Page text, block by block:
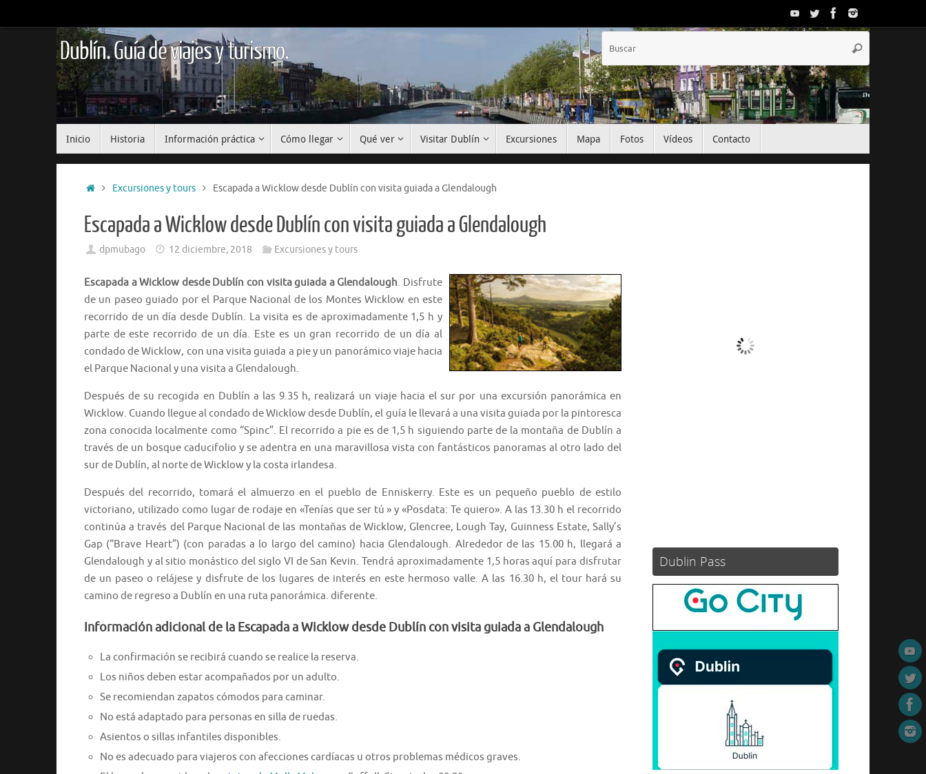
al
Dublín. Guía de viajes y turismo. Buscar
Inicio Historia Información práctica Cómo llegar Qué ver Visitar Dublín Excursiones Mapa Fotos Vídeos Contacto
InicioExcursiones y tours Escapada a Wicklow desde Dublín con visita guiada a Glendalough
Escapada a Wicklow desde Dublín con visita guiada a Glendalough
dpmubago 12 diciembre, 2018 Excursiones y tours
Escapada a Wicklow desde Dublín con visita guiada a Glendalough. Disfrute
de un paseo guiado por el Parque Nacional de los Montes Wicklow en este
recorrido de un día desde Dublín. La visita es de aproximadamente 1,5 h y
parte de este recorrido de un día. Este es un gran recorrido de un día al
condado de Wicklow, con una visita guiada a pie y un panorámico viaje hacia
el Parque Nacional y una visita a Glendalough.
Después de su recogida en Dublín a las 9.35 h, realizará un viaje hacia el sur por una excursión panorámica en
Wicklow. Cuando llegue al condado de Wicklow desde Dublín, el guía le llevará a una visita guiada por la pintoresca
zona conocida localmente como “Spinc”. El recorrido a pie es de 1,5 h siguiendo parte de la montaña de Dublín a
través de un bosque caducifolio y se adentra en una maravillosa vista con fantásticos panoramas al otro lado del
sur de Dublín, al norte de Wicklow y la costa irlandesa.
Después del recorrido, tomará el almuerzo en el pueblo de Enniskerry. Este es un pequeño pueblo de estilo
victoriano, utilizado como lugar de rodaje en «Tenías que ser tú » y «Posdata: Te quiero». A las 13.30 h el recorrido
continúa a través del Parque Nacional de las montañas de Wicklow, Glencree, Lough Tay, Guinness Estate, Sally’s
Gap (“Brave Heart”) (con paradas a lo largo del camino) hacia Glendalough. Alrededor de las 15.00 h, llegará a
Glendalough y al sitio monástico del siglo VI de San Kevin. Tendrá aproximadamente 1,5 horas aquí para disfrutar
de un paseo o relájese y disfrute de los lugares de interés en este hermoso valle. A las 16.30 h, el tour hará su
camino de regreso a Dublín en una ruta panorámica. diferente.
Información adicional de la Escapada a Wicklow desde Dublín con visita guiada a Glendalough
La confirmación se recibirá cuando se realice la reserva.
Los niños deben estar acompañados por un adulto.
Se recomiendan zapatos cómodos para caminar.
No está adaptado para personas en silla de ruedas.
Asientos o sillas infantiles disponibles.
No es adecuado para viajeros con afecciones cardíacas u otros problemas médicos graves.
Nubes
Dublin Pass